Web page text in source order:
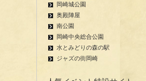
岡崎城公園
奥殿陣屋
南公園
岡崎中央総合公園
水とみどりの森の駅
ジャズの街岡崎